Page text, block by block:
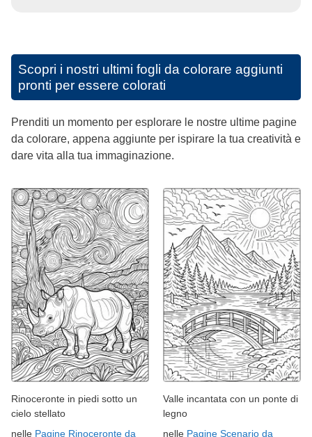
Scopri i nostri ultimi fogli da colorare aggiunti
pronti per essere colorati
Prenditi un momento per esplorare le nostre ultime pagine
da colorare, appena aggiunte per ispirare la tua creatività e
dare vita alla tua immaginazione.
Rinoceronte in piedi sotto un
cielo stellato
nelle Pagine Rinoceronte da
Valle incantata con un ponte di
legno
nelle Pagine Scenario da